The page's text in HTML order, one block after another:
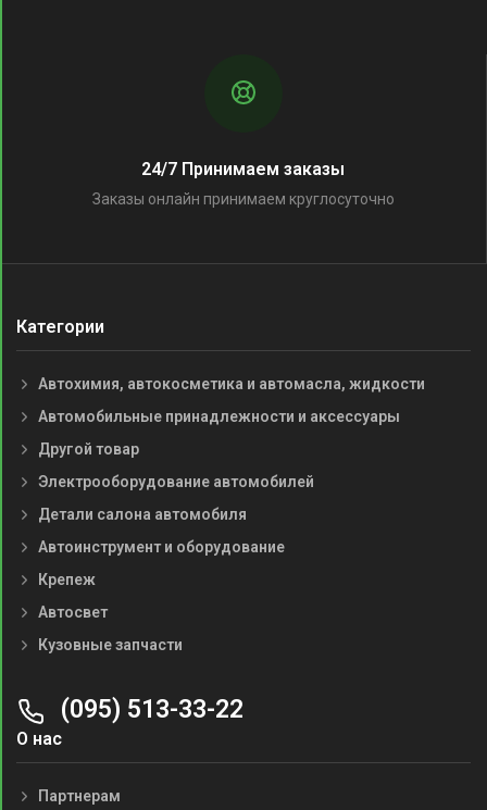
24/7 Принимаем заказы
Заказы онлайн принимаем круглосуточно
Категории
Автохимия, автокосметика и автомасла, жидкости
Автомобильные принадлежности и аксессуары
Другой товар
Электрооборудование автомобилей
Детали салона автомобиля
Автоинструмент и оборудование
Крепеж
Автосвет
Кузовные запчасти
(095) 513-33-22
О нас
Партнерам